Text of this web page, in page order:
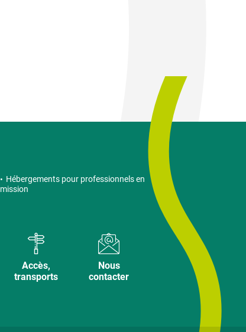
Hébergements pour professionnels en
mission
Accès,
transports
Nous
contacter